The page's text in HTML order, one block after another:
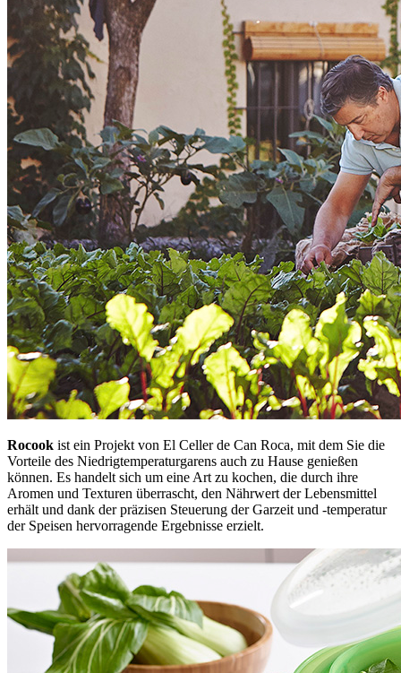
Rocook ist ein Projekt von El Celler de Can Roca, mit dem Sie die
Vorteile des Niedrigtemperaturgarens auch zu Hause genießen
können. Es handelt sich um eine Art zu kochen, die durch ihre
Aromen und Texturen überrascht, den Nährwert der Lebensmittel
erhält und dank der präzisen Steuerung der Garzeit und -temperatur
der Speisen hervorragende Ergebnisse erzielt.